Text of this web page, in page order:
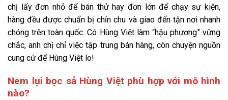
chị lấy đơn nhỏ để bán thử hay đơn lớn để chạy sự kiện,
hàng đều được chuẩn bị chỉn chu và giao đến tận nơi nhanh
chóng trên toàn quốc. Có Hùng Việt làm “hậu phương” vững
chắc, anh chị chỉ việc tập trung bán hàng, còn chuyện nguồn
cung cứ để Hùng Việt lo!
Nem lụi bọc sả Hùng Việt phù hợp với mô hình
nào?